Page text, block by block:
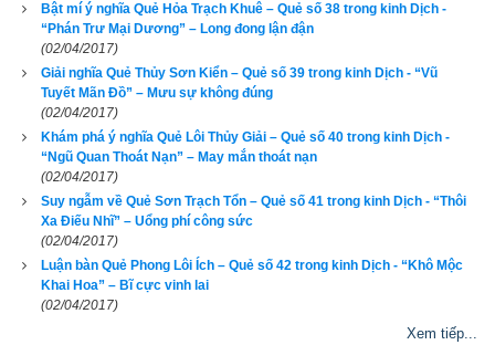
Mọi sự mưu sinh, tất thành công."
Truyện cổ: Ngày xưa, vua Tấn đêm mơ thấy gấu bay, tỉnh
dậy gieo được quẻ này. Sau này, quả nhiên ông đã thu phục
được Lý Tồn Hiếu ở núi Phi Hổ, chấn hưng nhà Tấn. Đúng là
ứng với quẻ “Thợ mộc được gỗ”, thật là “vận khí sắp lên”.
Lời bàn :
Thợ mộc không có gỗ thì không thể hành nghề. Cái
cốt yếu nhất của người thợ là nguyên vật liệu. Người xưa nói:
“Có bột mới gột lên hồ”. Đi buôn phải có vốn, làm ruộng phải
có trâu, làm giàu có số.
Nếu số điện thoại của bạn có Quẻ Lôi Thiên Đại Tráng thì khá
Để biết số điện thoại của bạn gieo được quẻ nào, có hợp
Bật mí ý nghĩa Quẻ Hỏa Trạch Khuê – Quẻ số 38 trong kinh Dịch -
“Phán Trư Mại Dương” – Long đong lận đận
(02/04/2017)
Giải nghĩa Quẻ Thủy Sơn Kiển – Quẻ số 39 trong kinh Dịch - “Vũ
Tuyết Mãn Đồ” – Mưu sự không đúng
(02/04/2017)
Khám phá ý nghĩa Quẻ Lôi Thủy Giải – Quẻ số 40 trong kinh Dịch -
“Ngũ Quan Thoát Nạn” – May mắn thoát nạn
(02/04/2017)
Suy ngẫm về Quẻ Sơn Trạch Tổn – Quẻ số 41 trong kinh Dịch - “Thôi
Xa Điếu Nhĩ” – Uổng phí công sức
(02/04/2017)
Luận bàn Quẻ Phong Lôi Ích – Quẻ số 42 trong kinh Dịch - “Khô Mộc
Khai Hoa” – Bĩ cực vinh lai
(02/04/2017)
Xem tiếp...